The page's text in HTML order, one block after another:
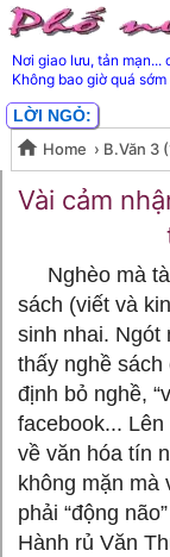
Nơi giao lưu, tản
Không bao giờ quá
LỜI NGỎ:
Home › B.Văn 3
nhân”- Đặng Xuân
Vài cảm
“dị
Vài cảm
Nghèo mà
sách (viết và
sinh nhai. Ngót
thấy nghề sách
định bỏ nghề,
facebook...
về văn hóa tín
không mặn
phải “động
Hành rủ Văn